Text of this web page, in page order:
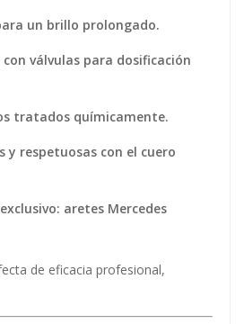
un brillo prolongado.
con válvulas para dosificación
tratados químicamente.
y respetuosas con el cuero
aretes Mercedes
de eficacia profesional,